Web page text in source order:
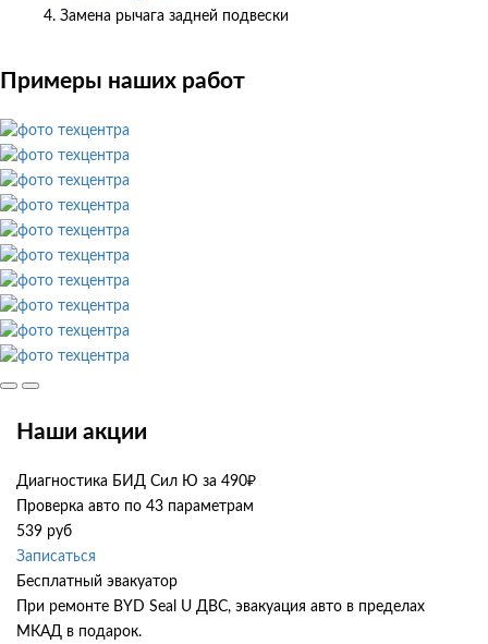
Замена рычага задней подвески
Примеры наших работ
Наши акции
Диагностика БИД Сил Ю за 490₽
Проверка авто по 43 параметрам
539 руб
Записаться
Бесплатный эвакуатор
При ремонте BYD Seal U ДВС, эвакуация авто в пределах
МКАД в подарок.